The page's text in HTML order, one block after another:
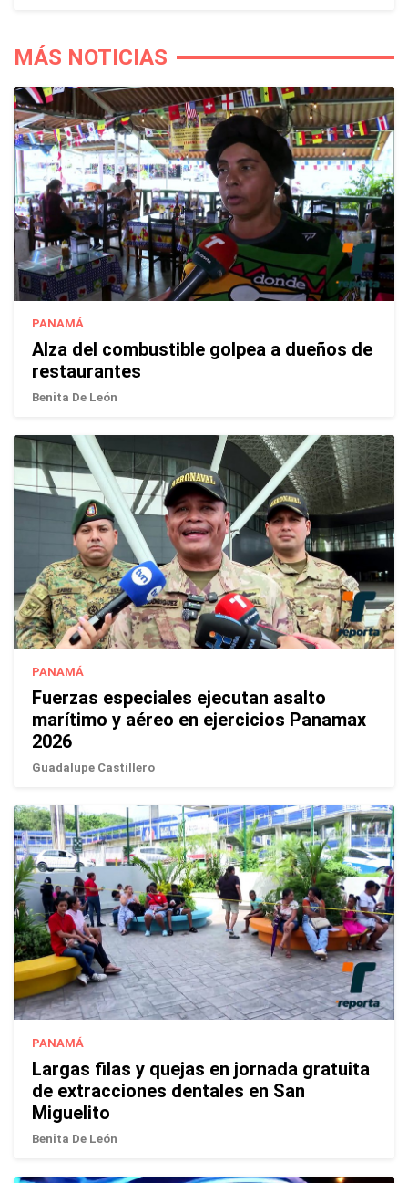
MÁS NOTICIAS
PANAMÁ
Alza del combustible golpea a dueños de
restaurantes
Benita De León
PANAMÁ
Fuerzas especiales ejecutan asalto
marítimo y aéreo en ejercicios Panamax
2026
Guadalupe Castillero
PANAMÁ
Largas filas y quejas en jornada gratuita
de extracciones dentales en San
Miguelito
Benita De León